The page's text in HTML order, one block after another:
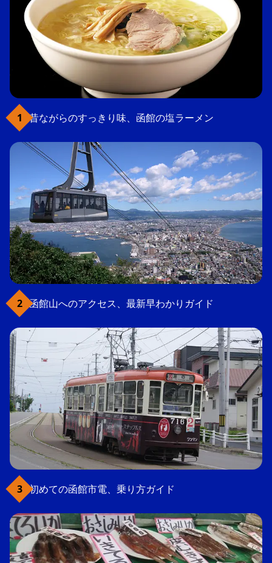
昔ながらのすっきり味、函館の塩ラーメン
函館山へのアクセス、最新早わかりガイド
初めての函館市電、乗り方ガイド